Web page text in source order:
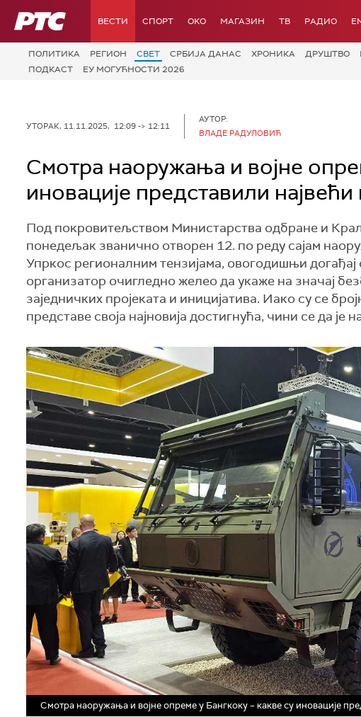
РТС ВЕСТИ СПОРТ OKO МАГАЗИН ТВ РАДИО
ПОЛИТИКА РЕГИОН СВЕТ СРБИЈА ДАНАС ХРОНИКА ДРУШТВО
ПОДКАСТ
ЕУ МОГУЋНОСТИ 2026
УТОРАК, 11.11.2025, 12:09 -> 12:11
АУТОР:
ВЛАДЕ РАДУЛОВИЋ
Смотра наоружања и војне
иновације представили највећи
Под покровитељством Министарства одбране и
понедељак званично отворен 12. по реду сајам
Упркос регионалним тензијама, овогодишњи
организатор очигледно желео да укаже на значај
заједничких пројеката и иницијатива. Иако су се
представе своја најновија достигнућа, чини се да
Смотра наоружања и војне опреме у Бангкоку – какве су иновације